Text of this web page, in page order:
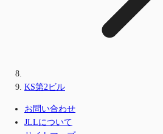
KS第2ビル
お問い合わせ
JLLについて